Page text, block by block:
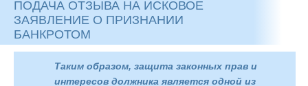
ПОДАЧА ОТЗЫВА НА ИСКОВОЕ
ЗАЯВЛЕНИЕ О ПРИЗНАНИИ
БАНКРОТОМ
Таким образом, защита законных прав и
интересов должника является одной из